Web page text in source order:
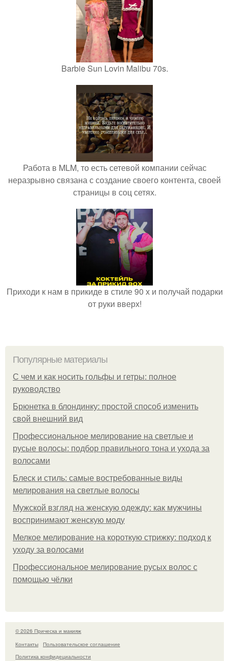
Barbie Sun Lovin Malibu 70s.
Работа в MLM, то есть сетевой компании сейчас
неразрывно связана с создание своего контента, своей
страницы в соц сетях.
Приходи к нам в прикиде в стиле 90 х и получай подарки
от руки вверх!
Популярные материалы
С чем и как носить гольфы и гетры: полное
руководство
Брюнетка в блондинку: простой способ изменить
свой внешний вид
Профессиональное мелирование на светлые и
русые волосы: подбор правильного тона и ухода за
волосами
Блеск и стиль: самые востребованные виды
мелирования на светлые волосы
Мужской взгляд на женскую одежду: как мужчины
воспринимают женскую моду
Мелкое мелирование на короткую стрижку: подход к
уходу за волосами
Профессиональное мелирование русых волос с
помощью чёлки
© 2026 Прическа и макияж
Контакты
Пользовательское соглашение
Политика конфидециальности